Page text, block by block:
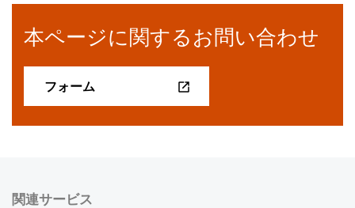
本ページに関するお問い合わせ
フォーム
関連サービス